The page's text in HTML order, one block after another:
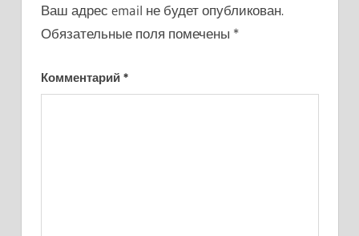
Ваш адрес email не будет опубликован.
Обязательные поля помечены *
Комментарий *